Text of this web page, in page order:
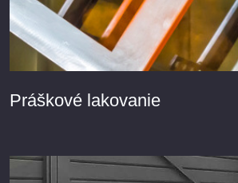
Práškové lakovanie